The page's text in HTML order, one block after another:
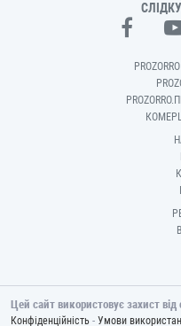
Цей сайт використовує захист
Конфіденційність - Умови